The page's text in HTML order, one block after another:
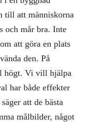
till att människorna
och mår bra. Inte
att göra en plats
den. På
högt. Vi vill hjälpa
har både effekter
att de bästa
målbilder, något